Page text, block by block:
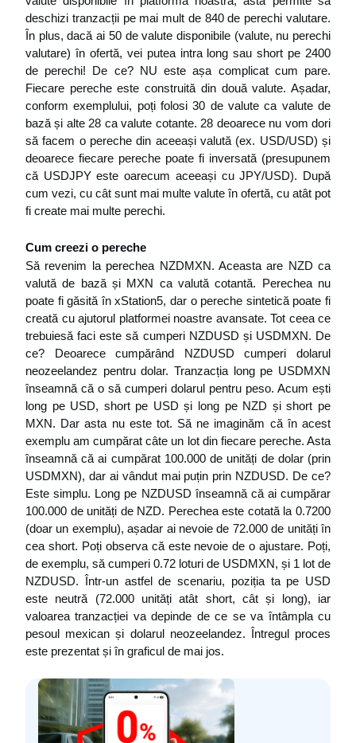
deschizi tranzacții pe mai mult de 840 de perechi valutare.
În plus, dacă ai 50 de valute disponibile (valute, nu perechi
valutare) în ofertă, vei putea intra long sau short pe 2400
de perechi! De ce? NU este așa complicat cum pare.
Fiecare pereche este construită din două valute. Așadar,
conform exemplului, poți folosi 30 de valute ca valute de
bază și alte 28 ca valute cotante. 28 deoarece nu vom dori
să facem o pereche din aceeași valută (ex. USD/USD) și
deoarece fiecare pereche poate fi inversată (presupunem
că USDJPY este oarecum aceeași cu JPY/USD). După
cum vezi, cu cât sunt mai multe valute în ofertă, cu atât pot
fi create mai multe perechi.
Cum creezi o pereche
Să revenim la perechea NZDMXN. Aceasta are NZD ca
valută de bază și MXN ca valută cotantă. Perechea nu
poate fi găsită în xStation5, dar o pereche sintetică poate fi
creată cu ajutorul platformei noastre avansate. Tot ceea ce
trebuiesă faci este să cumperi NZDUSD și USDMXN. De
ce? Deoarece cumpărând NZDUSD cumperi dolarul
neozeelandez pentru dolar. Tranzacția long pe USDMXN
înseamnă că o să cumperi dolarul pentru peso. Acum ești
long pe USD, short pe USD și long pe NZD și short pe
MXN. Dar asta nu este tot. Să ne imaginăm că în acest
exemplu am cumpărat câte un lot din fiecare pereche. Asta
înseamnă că ai cumpărat 100.000 de unități de dolar (prin
USDMXN), dar ai vândut mai puțin prin NZDUSD. De ce?
Este simplu. Long pe NZDUSD înseamnă că ai cumpărar
100.000 de unități de NZD. Perechea este cotată la 0.7200
(doar un exemplu), așadar ai nevoie de 72.000 de unități în
cea short. Poți observa că este nevoie de o ajustare. Poți,
de exemplu, să cumperi 0.72 loturi de USDMXN, și 1 lot de
NZDUSD. Într-un astfel de scenariu, poziția ta pe USD
este neutră (72.000 unități atât short, cât și long), iar
valoarea tranzacției va depinde de ce se va întâmpla cu
pesoul mexican și dolarul neozeelandez. Întregul proces
este prezentat și în graficul de mai jos.